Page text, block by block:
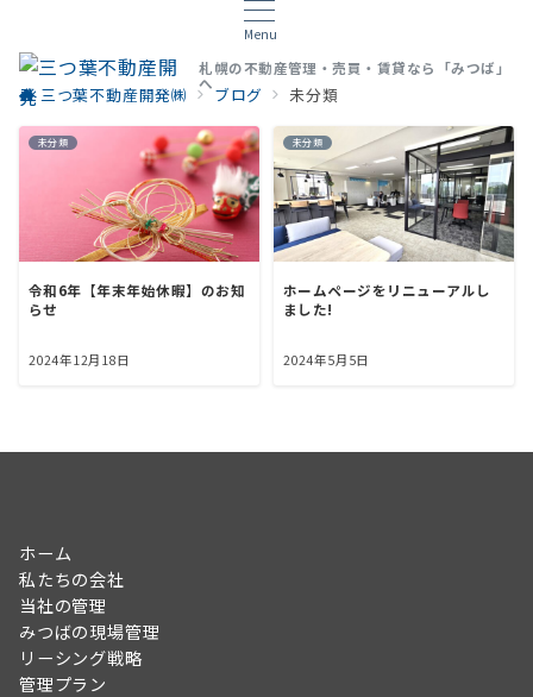
Menu
札幌の不動産管理・売買・賃貸なら「みつば」
へ
三つ葉不動産開発㈱ ブログ 未分類
未分類
令和6年【年末年始休暇】のお知
らせ
2024年12月18日
未分類
ホームページをリニューアルし
ました!
2024年5月5日
ホーム
私たちの会社
当社の管理
みつばの現場管理
リーシング戦略
管理プラン